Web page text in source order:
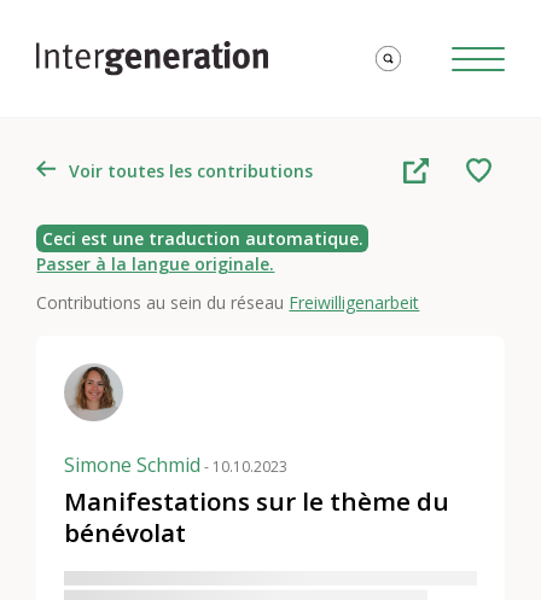
Voir toutes les contributions
Ceci est une traduction automatique.
Passer à la langue originale.
Contributions au sein du réseau Freiwilligenarbeit
Simone Schmid - 10.10.2023
Manifestations sur le thème du
bénévolat